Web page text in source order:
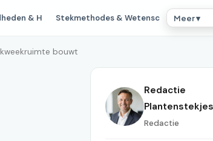
& H Stekmethodes & Wetensc Meer ▾
bouwt
Redactie
Redactie